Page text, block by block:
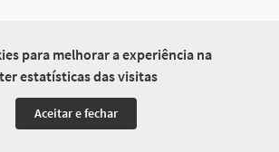
para melhorar a experiência na
estatísticas das visitas
Aceitar e fechar